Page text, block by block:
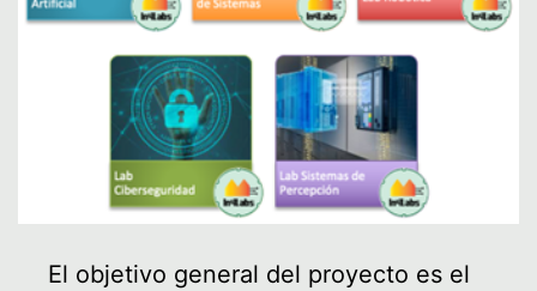
El objetivo general del proyecto es el